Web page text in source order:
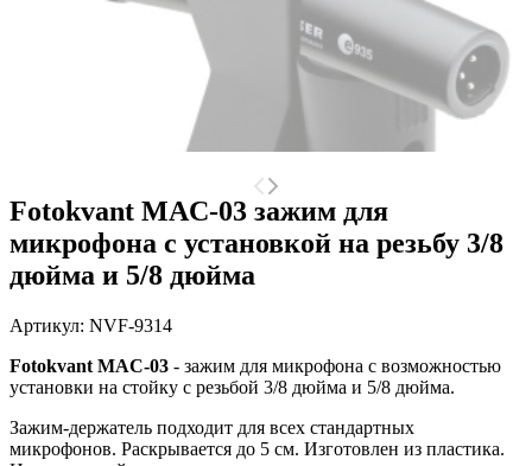
Fotokvant MAC-03 зажим для
микрофона с установкой на резьбу 3/8
дюйма и 5/8 дюйма
Артикул: NVF-9314
Fotokvant MAC-03 - зажим для микрофона с возможностью
установки на стойку c резьбой 3/8 дюйма и 5/8 дюйма.
Зажим-держатель подходит для всех стандартных
микрофонов. Раскрывается до 5 см. Изготовлен из пластика.